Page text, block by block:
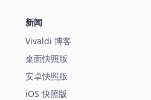
新闻
Vivaldi 博客
桌面快照版
安卓快照版
iOS 快照版